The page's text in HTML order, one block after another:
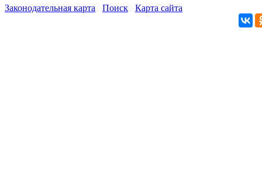
Законодательная карта Поиск Карта сайта